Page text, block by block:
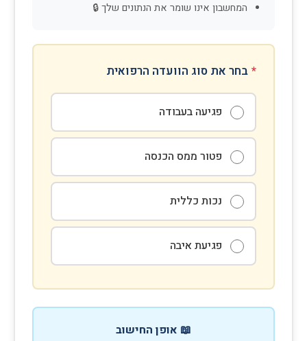
המחשבון אינו שומר את הנתונים שלך 🔒
* בחר את סוג הוועדה הרפואית
פגיעה בעבודה
פטור ממס הכנסה
נכות כללית
פגיעת איבה
📖 אופן החישוב